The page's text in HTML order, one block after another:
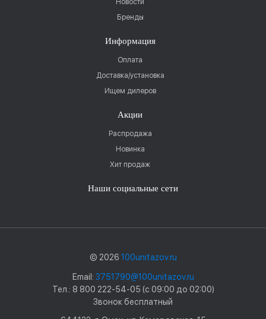
Бренды
Информация
Оплата
Доставка/установка
Ищем дилеров
Акции
Распродажа
Новинка
Хит продаж
Наши социальные сети
© 2026 100unitazov.ru
Email: 3751790@100unitazov.ru
Тел.: 8 800 222-54-05 (с 09:00 до 02:00)
Звонок бесплатный